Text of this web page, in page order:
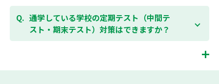
お問合わせください。
お問合わせはこちら
はい、1教科、週1日から受講いただけます。自分から
勉強できる習慣をつけるために最初は1から2教科での
受講をおすすめしております。まずはお気軽にご相談
ください。
通学している学校の定期テスト（中間テ
スト・期末テスト）対策はできますか？
す。森塾では、テスト直前に自分の予定にあわせて、